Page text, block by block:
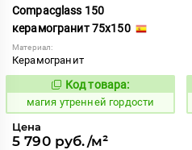
Compacglass 150
керамогранит 75x150
Материал:
Керамогранит
919893
Код товара:
магия утренней гордости
Цена
5 790 руб./м²